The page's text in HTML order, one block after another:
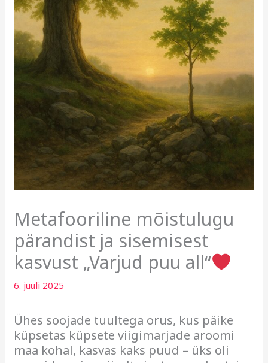
Metafooriline mõistulugu
pärandist ja sisemisest
kasvust „Varjud puu all“
6. juuli 2025
Ühes soojade tuultega orus, kus päike
küpsetas küpsete viigimarjade aroomi
maa kohal, kasvas kaks puud – üks oli